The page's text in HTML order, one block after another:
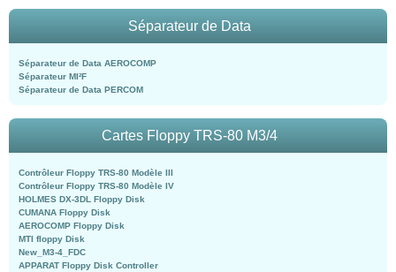
Séparateur de Data
Séparateur de Data AEROCOMP
Séparateur MI²F
Séparateur de Data PERCOM
Cartes Floppy TRS-80 M3/4
Contrôleur Floppy TRS-80 Modèle III
Contrôleur Floppy TRS-80 Modèle IV
HOLMES DX-3DL Floppy Disk
CUMANA Floppy Disk
AEROCOMP Floppy Disk
MTI floppy Disk
New_M3-4_FDC
APPARAT Floppy Disk Controller